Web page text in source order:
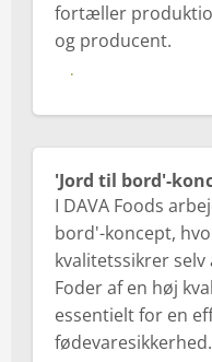
fortæller
og producent.
Forstå koden på
'Jord til bord'-
I DAVA Foods
bord'-koncept,
kvalitetssikrer
Foder af en høj
essentielt for en
fødevaresikkerhed.